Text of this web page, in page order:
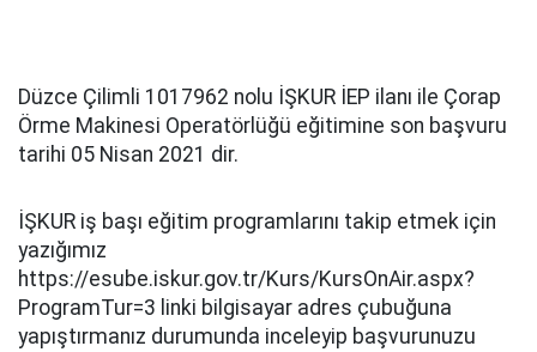
Düzce Çilimli 1017962 nolu İŞKUR İEP ilanı ile Çorap
Örme Makinesi Operatörlüğü eğitimine son başvuru
tarihi 05 Nisan 2021 dir.
İŞKUR iş başı eğitim programlarını takip etmek için
yazığımız
https://esube.iskur.gov.tr/Kurs/KursOnAir.aspx?
ProgramTur=3 linki bilgisayar adres çubuğuna
yapıştırmanız durumunda inceleyip başvurunuzu